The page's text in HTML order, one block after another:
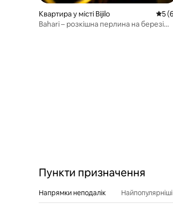
Квартира у місті Bijilo
5
Bahari – розкішна перлина на березі
Пункти призначення
Напрямки неподалік